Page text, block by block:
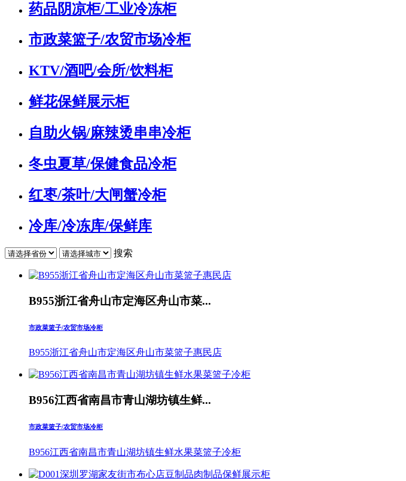
药品阴凉柜/工业冷冻柜
市政菜篮子/农贸市场冷柜
KTV/酒吧/会所/饮料柜
鲜花保鲜展示柜
自助火锅/麻辣烫串串冷柜
冬虫夏草/保健食品冷柜
红枣/茶叶/大闸蟹冷柜
冷库/冷冻库/保鲜库
搜索
B955浙江省舟山市定海区舟山市菜...
市政菜篮子/农贸市场冷柜
B955浙江省舟山市定海区舟山市菜篮子惠民店
B956江西省南昌市青山湖坊镇生鲜...
市政菜篮子/农贸市场冷柜
B956江西省南昌市青山湖坊镇生鲜水果菜篮子冷柜